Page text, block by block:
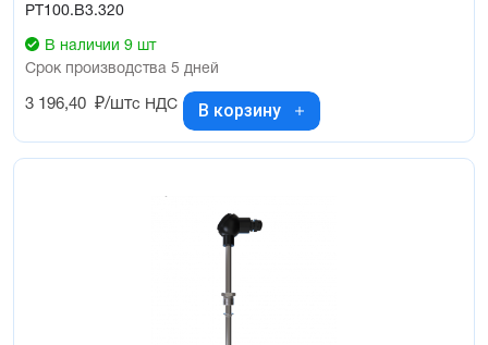
РТ100.В3.320
В наличии 9 шт
Срок производства 5 дней
3 196,40 ₽/штс НДС В корзину